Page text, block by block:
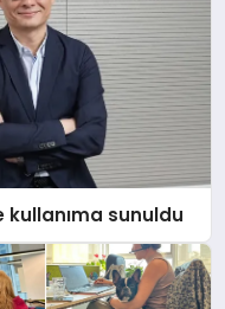
sunuldu